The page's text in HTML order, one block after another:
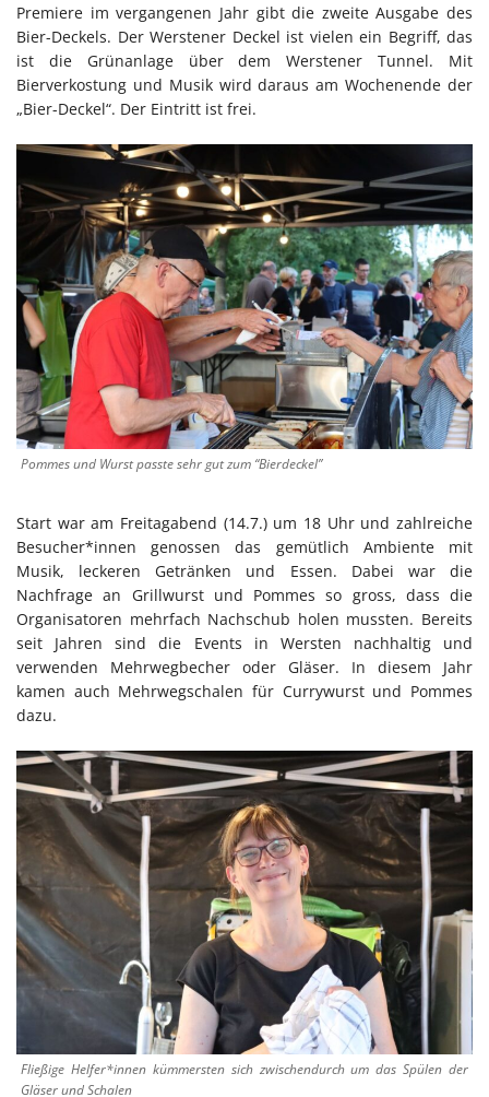
Premiere im vergangenen Jahr gibt die zweite Ausgabe des
Bier-Deckels. Der Werstener Deckel ist vielen ein Begriff, das
ist die Grünanlage über dem Werstener Tunnel. Mit
Bierverkostung und Musik wird daraus am Wochenende der
„Bier-Deckel“. Der Eintritt ist frei.
Pommes und Wurst passte sehr gut zum “Bierdeckel”
Start war am Freitagabend (14.7.) um 18 Uhr und zahlreiche
Besucher*innen genossen das gemütlich Ambiente mit
Musik, leckeren Getränken und Essen. Dabei war die
Nachfrage an Grillwurst und Pommes so gross, dass die
Organisatoren mehrfach Nachschub holen mussten. Bereits
seit Jahren sind die Events in Wersten nachhaltig und
verwenden Mehrwegbecher oder Gläser. In diesem Jahr
kamen auch Mehrwegschalen für Currywurst und Pommes
dazu.
Fließige Helfer*innen kümmersten sich zwischendurch um das Spülen der
Gläser und Schalen